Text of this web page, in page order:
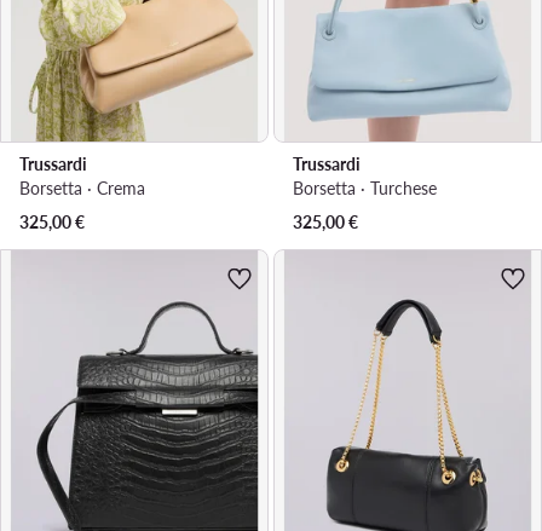
Trussardi
Borsetta · Crema
325,00€
Trussardi
Borsetta · Turchese
325,00€